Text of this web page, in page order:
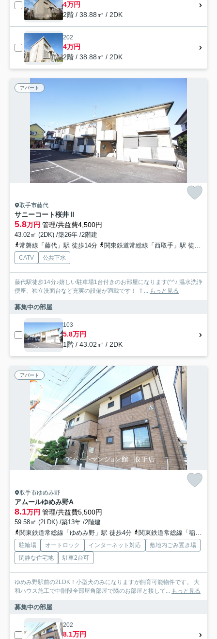
4万円
2階 / 38.88㎡ / 2DK
202
4万円
2階 / 38.88㎡ / 2DK
アパート
取手市藤代
サニーコート桜井Ⅱ
5.8万円 管理/共益費4,500円
43.02㎡ (2DK) /築26年 /2階建
常磐線「藤代」駅 徒歩14分
関東鉄道常総線「西取手」駅 徒歩68分
CATV 公共下水
藤代駅徒歩14分♪嬉しい駐車場1台付きのお部屋になります(^^♪ 温水洗浄
便座、独立洗面台など充実の設備が満載です！ Ｔ... もっと見る
募集中の部屋
103
5.8万円
1階 / 43.02㎡ / 2DK
アパート
取手市ゆめみ野
アムールゆめみ野A
8.1万円 管理/共益費5,500円
59.58㎡ (2LDK) /築13年 /2階建
関東鉄道常総線「ゆめみ野」駅 徒歩4分
関東鉄道常総線「稲戸井」駅 徒歩15分
駐輪場 オートロック インターネット対応
敷地内ごみ置き場
閑静な住宅地
駐車2台可
ゆめみ野駅前の2LDK！小型犬のみになりますが飼育可能物件です。 大
和ハウス施工で中階段全部屋角部屋で隣のお部屋と接して... もっと見る
募集中の部屋
202
8.1万円